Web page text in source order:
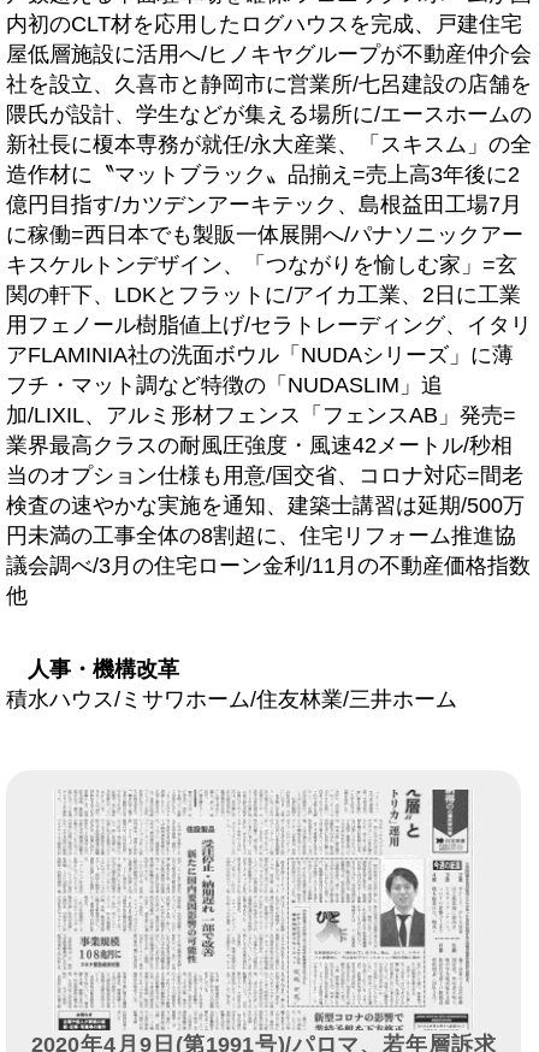
内初のCLT材を応用したログハウスを完成、戸建住宅
屋低層施設に活用へ/ヒノキヤグループが不動産仲介会
社を設立、久喜市と静岡市に営業所/七呂建設の店舗を
隈氏が設計、学生などが集える場所に/エースホームの
新社長に榎本専務が就任/永大産業、「スキスム」の全
造作材に〝マットブラック〟品揃え=売上高3年後に2
億円目指す/カツデンアーキテック、島根益田工場7月
に稼働=西日本でも製販一体展開へ/パナソニックアー
キスケルトンデザイン、「つながりを愉しむ家」=玄
関の軒下、LDKとフラットに/アイカ工業、2日に工業
用フェノール樹脂値上げ/セラトレーディング、イタリ
アFLAMINIA社の洗面ボウル「NUDAシリーズ」に薄
フチ・マット調など特徴の「NUDASLIM」追
加/LIXIL、アルミ形材フェンス「フェンスAB」発売=
業界最高クラスの耐風圧強度・風速42メートル/秒相
当のオプション仕様も用意/国交省、コロナ対応=間老
検査の速やかな実施を通知、建築士講習は延期/500万
円未満の工事全体の8割超に、住宅リフォーム推進協
議会調べ/3月の住宅ローン金利/11月の不動産価格指数
他
人事・機構改革
積水ハウス/ミサワホーム/住友林業/三井ホーム
2020年4月9日(第1991号)/パロマ、若年層訴求